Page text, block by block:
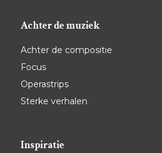
Achter de muziek
Achter de compositie
Focus
Operastrips
Sterke verhalen
Inspiratie